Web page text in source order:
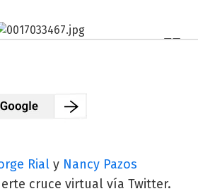
Rial y Nancy Pazos
cruce virtual vía Twitter.